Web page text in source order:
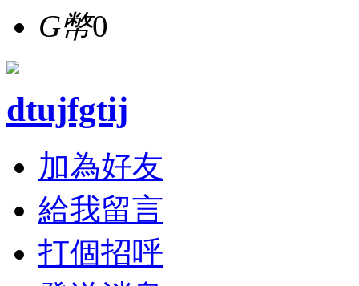
G幣0
dtujfgtij
加為好友
給我留言
打個招呼